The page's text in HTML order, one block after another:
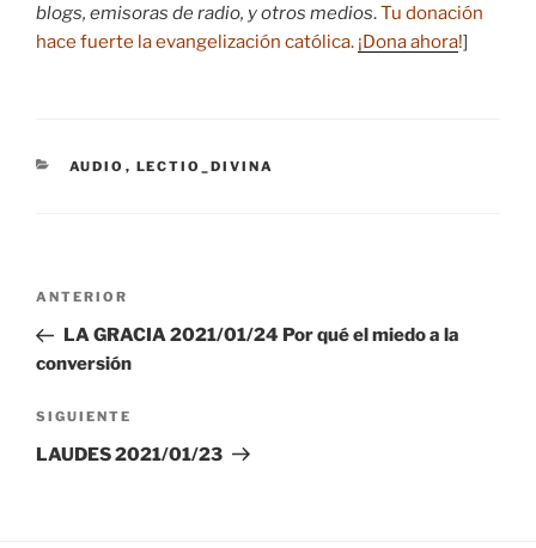
blogs, emisoras de radio, y otros medios.Tu donación
hace fuerte la evangelización católica. ¡Dona ahora!]
CATEGORÍAS
AUDIO , LECTIO_DIVINA
Navegación
entradas
Entrada
anterior:
ANTERIOR
LA GRACIA 2021/01/24 Por qué el miedo a la
conversión
Siguiente
entrada
SIGUIENTE
LAUDES 2021/01/23